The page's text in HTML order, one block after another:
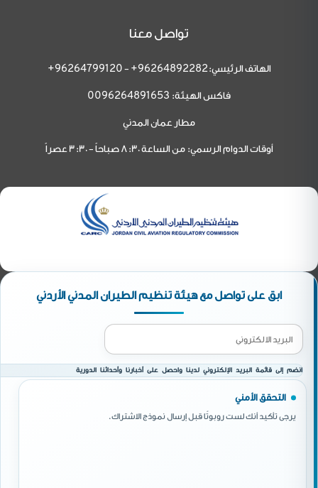
تواصل معنا
الهاتف الرئيسي: 96264892282+
-
96264799120+
فاكس الهيئة: 0096264891653
مطار عمان المدني
أوقات الدوام الرسمي: من الساعة 8:30 صباحاً - 3:30 عصراً
ابق على تواصل مع هيئة تنظيم الطيران المدني الأردني
انضم إلى قائمة البريد الإلكتروني لدينا واحصل على أخبارنا وأحداثنا الدورية
التحقق الأمني
يرجى تأكيد أنك لست روبوتًا قبل إرسال نموذج الاشتراك.